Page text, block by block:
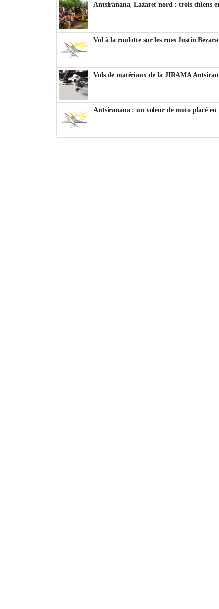
Antsiranana, Lazaret nord : trois chiens
Vol à la roulotte sur les rues Justin
Vols de matériaux de la JIRAMA
Antsiranana : un voleur de moto placé en